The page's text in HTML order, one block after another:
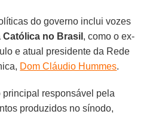
do governo inclui vozes
Católica no Brasil , como o ex-
e atual presidente da Rede
Dom Cláudio Hummes.
principal responsável pela
produzidos no sínodo,